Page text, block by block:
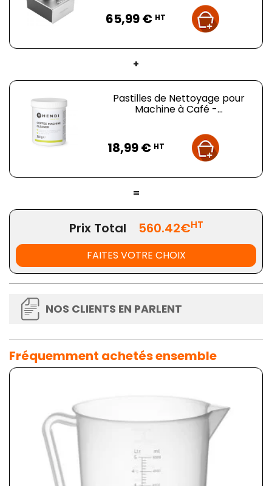
performance.
tasses / Double expresso : 9 tasses / Expresso : 14
tasses
65,99 € HT
+
Pastilles de Nettoyage pour
Machine à Café -...
18,99 € HT
=
Prix Total 560.42€HT
FAITES VOTRE CHOIX
NOS CLIENTS EN PARLENT
Fréquemment achetés ensemble